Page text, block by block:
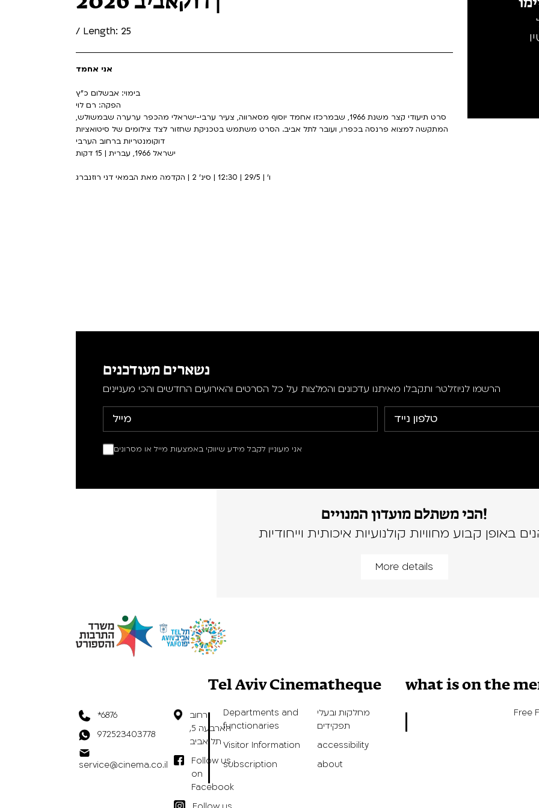
/ Length: 25
אני אחמד
בימוי: אבשלום כ"ץ
הפקה: רם לוי
סרט תיעודי קצר משנת 1966, שבמרכזו אחמד יוסוף מסארווה, צעיר ערבי-ישראלי מהכפר ערערה שבמשולש,
המתקשה למצוא פרנסה בכפרו, ועובר לתל אביב. הסרט משתמש בטכניקת שחזור לצד צילומים של סיטואציות
דוקומנטריות ברחוב הערבי
ישראל 1966, עברית | 15 דקות
ו' | 29/5 | 12:30 | סינ' 2 | הקדמה מאת הבמאי דני רוזנברג
נשארים מעודכנים
הרשמו לניוזלטר ותקבלו מאיתנו עדכונים והמלצות על כל הסרטים והאירועים החדשים והכי מעניינים
אני מעוניין לקבל מידע שיווקי באמצעות מייל או מסרונים
הכי משתלם מועדון המנויים!
באופן קבוע מחוויות קולנועיות איכותית וייחודיות
More details
*6876
972523403778
service@cinema.co.il
רחוב
הארבעה 5,
תל אביב
Follow us
on
Facebook
Tel Aviv Cinematheque
Departments and
functionaries
מחלקות ובעלי
תפקידים
Visitor Information
accessibility
subscription
about
what is on the
Free